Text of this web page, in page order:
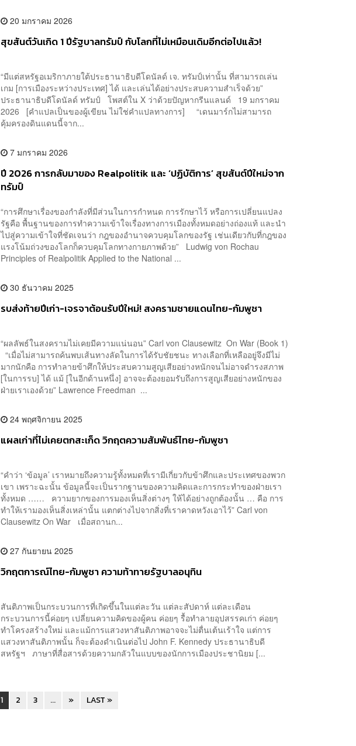
20 มกราคม 2026
สุขสันต์วันเกิด 1 ปีรัฐบาลทรัมป์ กับโลกที่ไม่เหมือนเดิมอีกต่อไปแล้ว!
“มีแต่สหรัฐอเมริกาภายใต้ประธานาธิบดีโดนัลด์ เจ. ทรัมป์เท่านั้น ที่สามารถเล่น
เกม [การเมืองระหว่างประเทศ] ได้ และเล่นได้อย่างประสบความสำเร็จด้วย”
ประธานาธิบดีโดนัลด์ ทรัมป์ โพสต์ใน X ว่าด้วยปัญหากรีนแลนด์ 19 มกราคม
2026 [คำแปลเป็นของผู้เขียน ไม่ใช่คำแปลทางการ] “เดนมาร์กไม่สามารถ
คุ้มครองดินแดนนี้จาก...
7 มกราคม 2026
ปี 2026 การกลับมาของ Realpolitik และ ‘ปฏิบัติการ’ สุขสันต์ปีใหม่จาก
ทรัมป์
“การศึกษาเรื่องของกำลังที่มีส่วนในการกำหนด การรักษาไว้ หรือการเปลี่ยนแปลง
รัฐคือ พื้นฐานของการทำความเข้าใจเรื่องทางการเมืองทั้งหมดอย่างถ่องแท้ และนำ
ไปสู่ความเข้าใจที่ชัดเจนว่า กฎของอำนาจควบคุมโลกของรัฐ เช่นเดียวกับที่กฎของ
แรงโน้มถ่วงของโลกก็ควบคุมโลกทางกายภาพด้วย” Ludwig von Rochau
Principles of Realpolitik Applied to the National ...
30 ธันวาคม 2025
รบส่งท้ายปีเก่า-เจรจาต้อนรับปีใหม่! สงครามชายแดนไทย-กัมพูชา
“ผลลัพธ์ในสงครามไม่เคยมีความแน่นอน” Carl von Clausewitz On War (Book 1)
“เมื่อไม่สามารถค้นพบเส้นทางลัดในการได้รับชัยชนะ ทางเลือกที่เหลืออยู่จึงมีไม่
มากนักคือ การทำลายข้าศึกให้ประสบความสูญเสียอย่างหนักจนไม่อาจดำรงสภาพ
[ในการรบ] ได้ แม้ [ในอีกด้านหนึ่ง] อาจจะต้องยอมรับถึงการสูญเสียอย่างหนักของ
ฝ่ายเราเองด้วย” Lawrence Freedman ...
24 พฤศจิกายน 2025
แผลเก่าที่ไม่เคยตกสะเก็ด วิกฤตความสัมพันธ์ไทย-กัมพูชา
“คำว่า ‘ข้อมูล’ เราหมายถึงความรู้ทั้งหมดที่เรามีเกี่ยวกับข้าศึกและประเทศของพวก
เขา เพราะฉะนั้น ข้อมูลนี้จะเป็นรากฐานของความคิดและการกระทำของฝ่ายเรา
ทั้งหมด …… ความยากของการมองเห็นสิ่งต่างๆ ให้ได้อย่างถูกต้องนั้น … คือ การ
ทำให้เรามองเห็นสิ่งเหล่านั้น แตกต่างไปจากสิ่งที่เราคาดหวังเอาไว้” Carl von
Clausewitz On War เมื่อสถานก...
27 กันยายน 2025
วิกฤตการณ์ไทย-กัมพูชา ความท้าทายรัฐบาลอนุทิน
สันติภาพเป็นกระบวนการที่เกิดขึ้นในแต่ละวัน แต่ละสัปดาห์ แต่ละเดือน
กระบวนการนี้ค่อยๆ เปลี่ยนความคิดของผู้คน ค่อยๆ รื้อทำลายอุปสรรคเก่า ค่อยๆ
ทำโครงสร้างใหม่ และแม้การแสวงหาสันติภาพอาจจะไม่ตื่นเต้นเร้าใจ แต่การ
แสวงหาสันติภาพนั้น ก็จะต้องดำเนินต่อไป John F. Kennedy ประธานาธิบดี
สหรัฐฯ ภาษาที่สื่อสารด้วยความกลัวในแบบของนักการเมืองประชานิยม [...
1 2 3 ... » LAST »